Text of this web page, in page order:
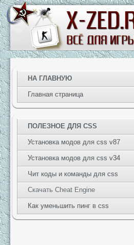
НА ГЛАВНУЮ
Главная страница
ПОЛЕЗНОЕ ДЛЯ CSS
Установка модов для css v87
Установка модов для css v34
Чит коды и команды для css
Скачать Cheat Engine
Как уменьшить пинг в css